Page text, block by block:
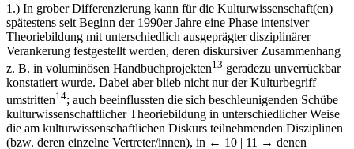
1.) In grober Differenzierung kann für die Kulturwissenschaft(en)
spätestens seit Beginn der 1990er Jahre eine Phase intensiver
Theoriebildung mit unterschiedlich ausgeprägter disziplinärer
Verankerung festgestellt werden, deren diskursiver Zusammenhang
z. B. in voluminösen Handbuchprojekten13 geradezu unverrückbar
konstatiert wurde. Dabei aber blieb nicht nur der Kulturbegriff
umstritten14; auch beeinflussten die sich beschleunigenden Schübe
kulturwissenschaftlicher Theoriebildung in unterschiedlicher Weise
die am kulturwissenschaftlichen Diskurs teilnehmenden Disziplinen
(bzw. deren einzelne Vertreter/innen), in ← 10 | 11 → denen